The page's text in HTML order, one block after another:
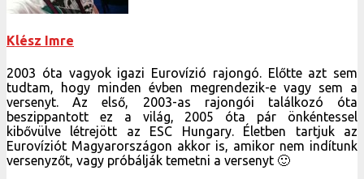
Klész Imre
2003 óta vagyok igazi Eurovízió rajongó. Előtte azt sem
tudtam, hogy minden évben megrendezik-e vagy sem a
versenyt. Az első, 2003-as rajongói találkozó óta
beszippantott ez a világ, 2005 óta pár önkéntessel
kibővülve létrejött az ESC Hungary. Életben tartjuk az
Eurovíziót Magyarországon akkor is, amikor nem indítunk
versenyzőt, vagy próbálják temetni a versenyt 🙂